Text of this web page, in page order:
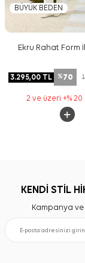
BÜYÜK BEDEN
Ekru Rahat Form
3.295,00 TL %70
2 ve üzeri +% 20
KENDİ STİL
Kampanya